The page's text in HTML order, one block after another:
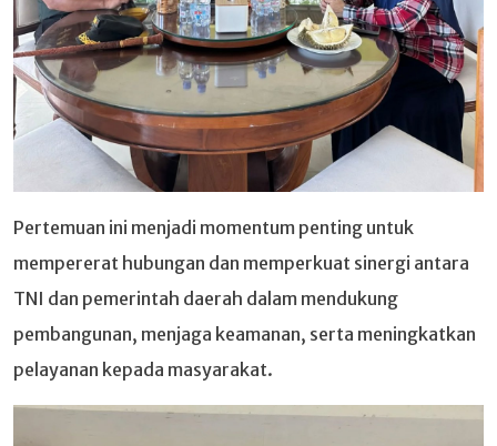
Pertemuan ini menjadi momentum penting untuk
mempererat hubungan dan memperkuat sinergi antara
TNI dan pemerintah daerah dalam mendukung
pembangunan, menjaga keamanan, serta meningkatkan
pelayanan kepada masyarakat.